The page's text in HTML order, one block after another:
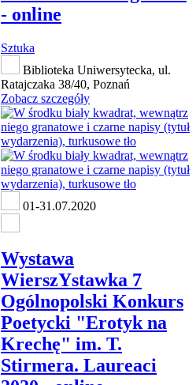
- online
Sztuka
Biblioteka Uniwersytecka, ul.
Ratajczaka 38/40, Poznań
Zobacz szczegóły
01-31.07.2020
Wystawa
WierszYstawka 7
Ogólnopolski Konkurs
Poetycki "Erotyk na
Krechę" im. T.
Stirmera. Laureaci